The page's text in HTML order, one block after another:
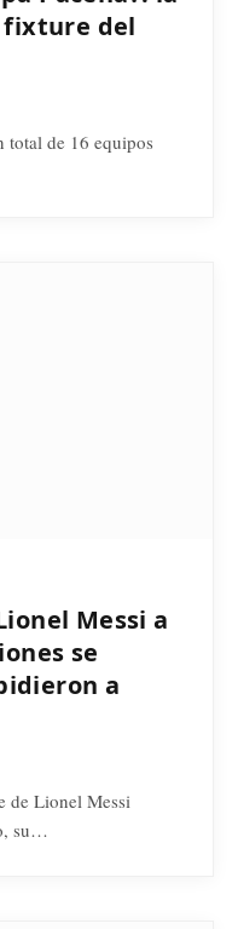
fixture del
total de 16 equipos
Messi a
se
a
de Lionel Messi
su…